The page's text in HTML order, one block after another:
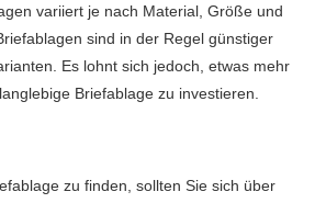
variiert je nach Material, Größe und
sind in der Regel günstiger
Es lohnt sich jedoch, etwas mehr
Briefablage zu investieren.
zu finden, sollten Sie sich über